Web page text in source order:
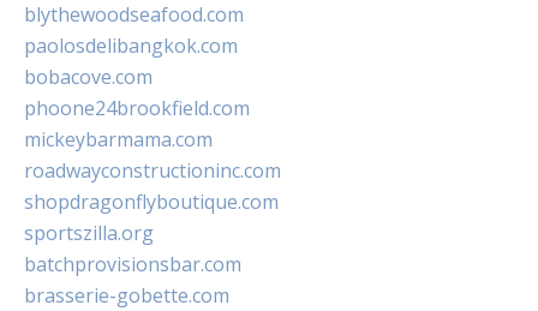
blythewoodseafood.com
paolosdelibangkok.com
bobacove.com
phoone24brookfield.com
mickeybarmama.com
roadwayconstructioninc.com
shopdragonflyboutique.com
sportszilla.org
batchprovisionsbar.com
brasserie-gobette.com